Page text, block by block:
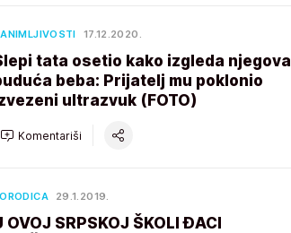
17.12.2020.
tata osetio kako izgleda njegova
beba: Prijatelj mu poklonio
ultrazvuk (FOTO)
Komentariši
29.1.2019.
OVOJ SRPSKOJ ŠKOLI ĐACI